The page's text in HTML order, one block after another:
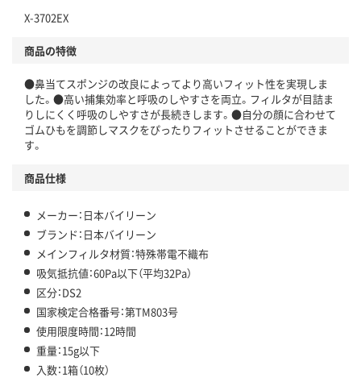
X-3702EX
商品の特徴
●鼻当てスポンジの改良によってより高いフィット性を実現しま
した。●高い捕集効率と呼吸のしやすさを両立。フィルタが目詰ま
りしにくく呼吸のしやすさが長続きします。●自分の顔に合わせて
ゴムひもを調節しマスクをぴったりフィットさせることができま
す。
商品仕様
メーカー：日本バイリーン
ブランド：日本バイリーン
メインフィルタ材質：特殊帯電不織布
吸気抵抗値：60Pa以下（平均32Pa）
区分：DS2
国家検定合格番号：第TM803号
使用限度時間：12時間
重量：15g以下
入数：1箱（10枚）